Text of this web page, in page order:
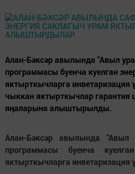
Алан-Бәксәр авылында "Авыл
программасы буенча куелган
яктырткычларга инветаризация
чыккан яктырткычлар гарантия
яңаларына алыштырылды.
Алан-Бәксәр авылында "Авыл
программасы буенча
яктырткычларга инветаризация